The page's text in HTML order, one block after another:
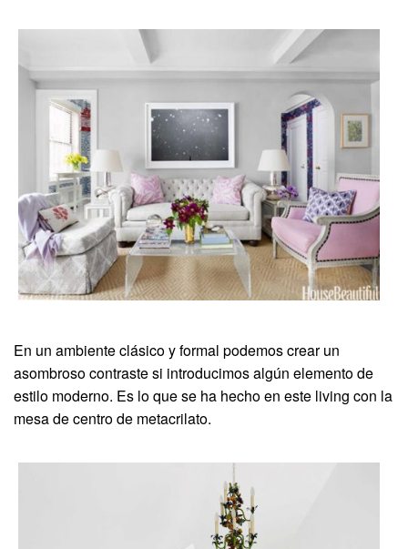
En un ambiente clásico y formal podemos crear un
asombroso contraste si introducimos algún elemento de
estilo moderno. Es lo que se ha hecho en este living con la
mesa de centro de metacrilato.